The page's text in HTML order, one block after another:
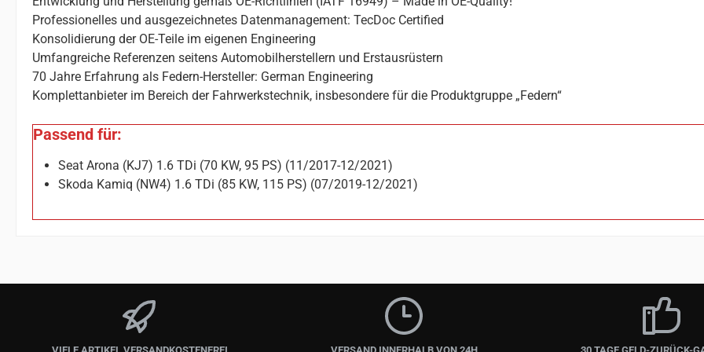
Professionelles und ausgezeichnetes Datenmanagement: TecDoc Certified
Konsolidierung der OE-Teile im eigenen Engineering
Umfangreiche Referenzen seitens Automobilherstellern und Erstausrüstern
70 Jahre Erfahrung als Federn-Hersteller: German Engineering
Komplettanbieter im Bereich der Fahrwerkstechnik, insbesondere für die Produktgruppe „Federn“
Passend für:
Seat Arona (KJ7) 1.6 TDi (70 KW, 95 PS) (11/2017-12/2021)
Skoda Kamiq (NW4) 1.6 TDi (85 KW, 115 PS) (07/2019-12/2021)